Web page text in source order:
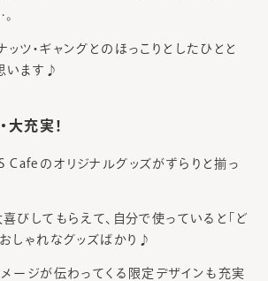
ツ・ギャングとのほっこりとしたひとと
います♪
大充実！
Cafeのオリジナルグッズがずらりと揃っ
びしてもらえて、自分で使っていると「ど
しゃれなグッズばかり♪
メージが伝わってくる限定デザインも充実